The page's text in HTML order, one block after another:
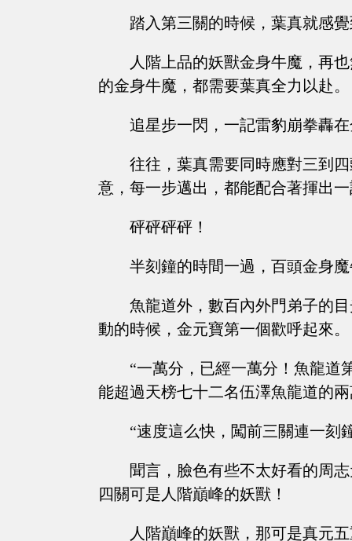
踏入第三關的時候，葉真就感
人階上品的妖獸金身牛魔，再
的金身牛魔，都需要葉真全力以赴。
追星步一閃，一記雷豹崩拳轟
往往，葉真需要同時應對三到
意，每一步邁出，都能配合著揮出
砰砰砰砰！
半刻鐘的時間一過，百頭金身
魚龍道外，數百內外門弟子的
動的時候，金元寶第一個歡呼起來。
“一萬分，已經一萬分！魚龍道
能超過天榜七十二名伍澤魚龍道的
“速度這么快，闖前三關連一刻
聞言，臉色有些不太好看的周
四關可是人階巔峰的妖獸！
人階巔峰的妖獸，那可是真元